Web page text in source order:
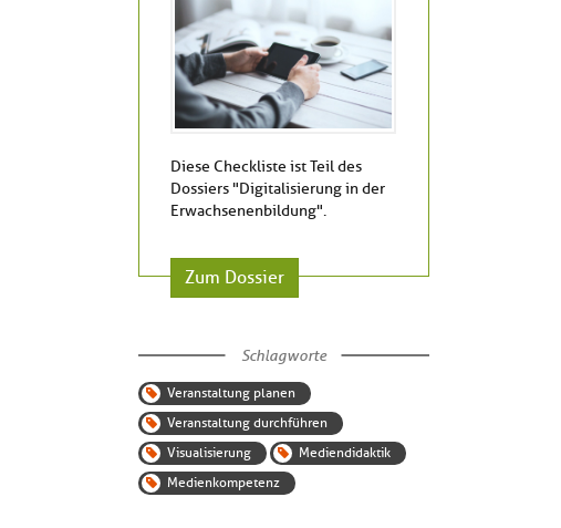
Diese Checkliste ist Teil des
Dossiers "Digitalisierung in der
Erwachsenenbildung".
Zum Dossier
Schlagworte
Veranstaltung planen
Veranstaltung durchführen
Visualisierung
Mediendidaktik
Medienkompetenz